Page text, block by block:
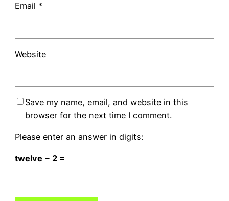
Email *
Website
Save my name, email, and website in this
browser for the next time I comment.
Please enter an answer in digits:
twelve − 2 =